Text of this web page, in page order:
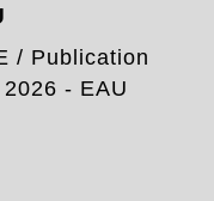
/ Publication
- EAU